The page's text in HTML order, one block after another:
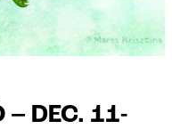
– DEC. 11-